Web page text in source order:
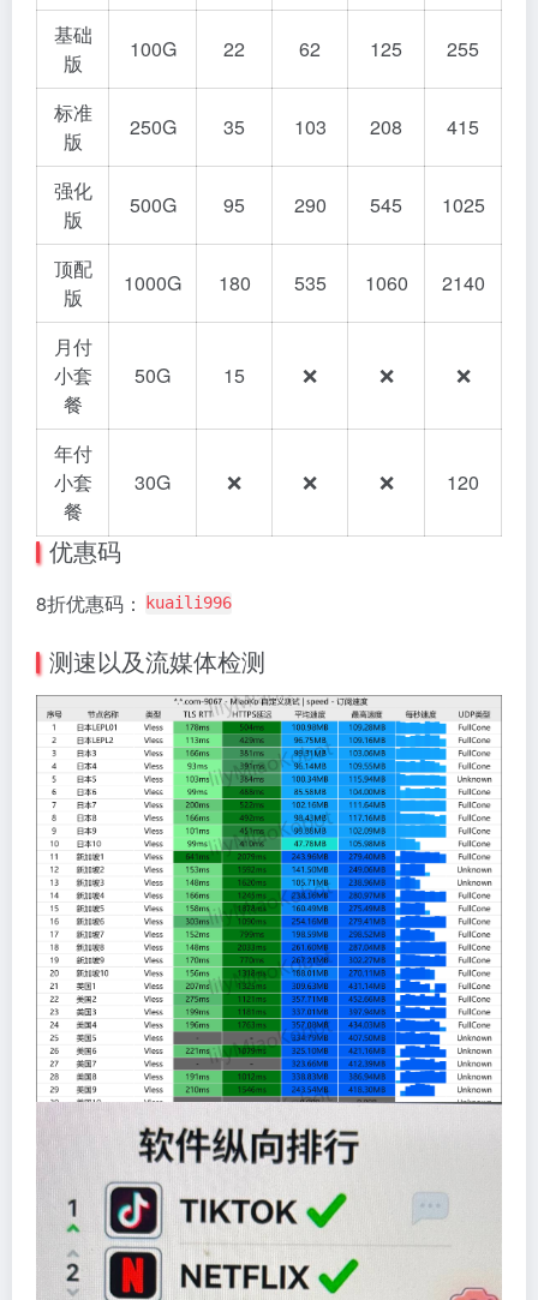
基础
版
100G 22 62 125 255
标准
版
250G 35 103 208 415
强化
版
500G 95 290 545 1025
顶配
版
1000G 180 535 1060 2140
月付
小套
餐
50G 15 ❌ ❌ ❌
年付
小套
餐
30G ❌ ❌ ❌ 120
优惠码
8折优惠码： kuaili996
测速以及流媒体检测